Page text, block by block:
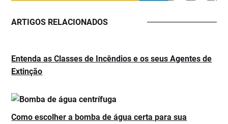
ARTIGOS RELACIONADOS
Entenda as Classes de Incêndios e os seus Agentes de
Extinção
Como escolher a bomba de água certa para sua